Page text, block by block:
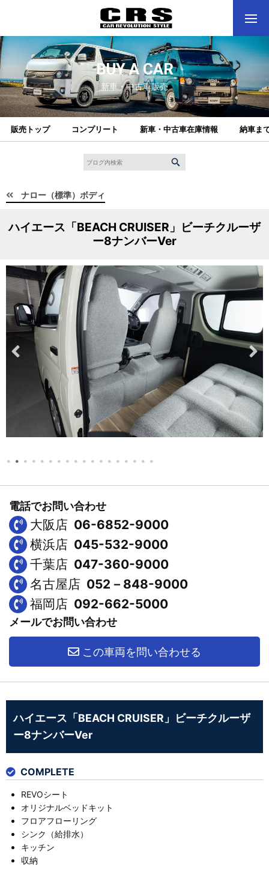
BUY A CAR
新車・中古車販売
販売トップ コンプリート 新車・中古車在庫情報 納車ま
ナロー（標準）ボディ
ハイエース「BEACH CRUISER」ビーチクルーザ
ー8ナンバーVer
電話でお問い合わせ
大阪店 06-6852-9000
横浜店 045-532-9000
千葉店 047-360-9000
名古屋店 052－848-9000
福岡店 092-662-5000
メールでお問い合わせ
この車両を問い合わせる
ハイエース「BEACH CRUISER」ビーチクルーザ
ー8ナンバーVer
COMPLETE
REVOシート
オリジナルベッドキット
フロアフローリング
シンク（給排水）
キッチン
収納